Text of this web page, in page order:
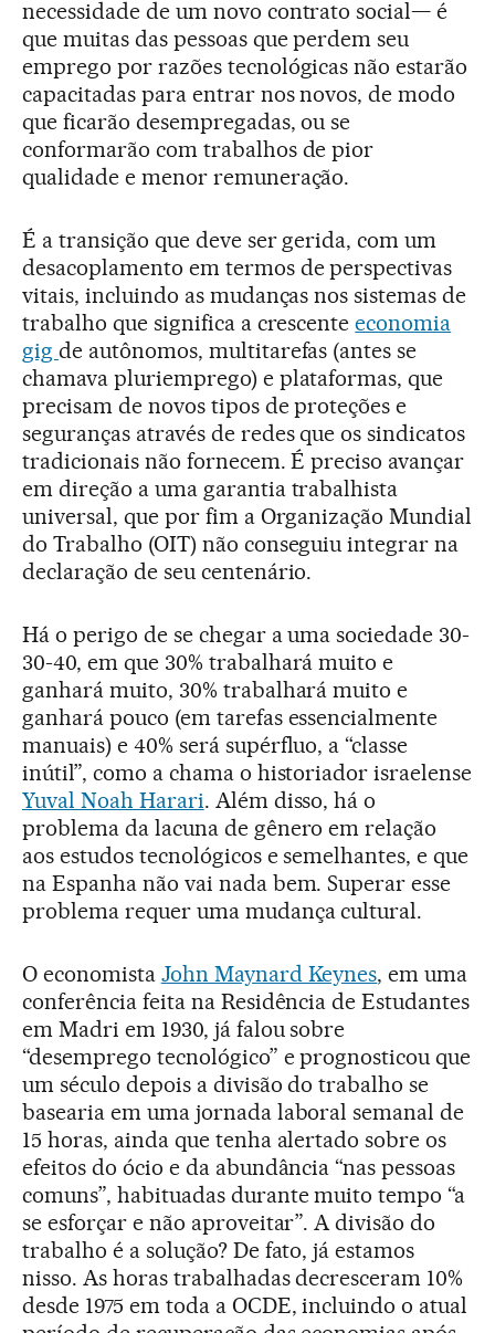
necessidade de um novo contrato social— é
que muitas das pessoas que perdem seu
emprego por razões tecnológicas não estarão
capacitadas para entrar nos novos, de modo
que ficarão desempregadas, ou se
conformarão com trabalhos de pior
qualidade e menor remuneração.
É a transição que deve ser gerida, com um
desacoplamento em termos de perspectivas
vitais, incluindo as mudanças nos sistemas de
trabalho que significa a crescenteeconomia
gig de autônomos, multitarefas (antes se
chamava pluriemprego) e plataformas, que
precisam de novos tipos de proteções e
seguranças através de redes que os sindicatos
tradicionais não fornecem. É preciso avançar
em direção a uma garantia trabalhista
universal, que por fim a Organização Mundial
do Trabalho (OIT) não conseguiu integrar na
declaração de seu centenário.
Há o perigo de se chegar a uma sociedade 30-
30-40, em que 30% trabalhará muito e
ganhará muito, 30% trabalhará muito e
ganhará pouco (em tarefas essencialmente
manuais) e 40% será supérfluo, a “classe
inútil”, como a chama o historiador israelense
Yuval Noah Harari. Além disso, há o
problema da lacuna de gênero em relação
aos estudos tecnológicos e semelhantes, e que
na Espanha não vai nada bem. Superar esse
problema requer uma mudança cultural.
O economista John Maynard Keynes, em uma
conferência feita na Residência de Estudantes
em Madri em 1930, já falou sobre
“desemprego tecnológico” e prognosticou que
um século depois a divisão do trabalho se
basearia em uma jornada laboral semanal de
15 horas, ainda que tenha alertado sobre os
efeitos do ócio e da abundância “nas pessoas
comuns”, habituadas durante muito tempo “a
se esforçar e não aproveitar”. A divisão do
trabalho é a solução? De fato, já estamos
nisso. As horas trabalhadas decresceram 10%
desde 1975 em toda a OCDE, incluindo o atual